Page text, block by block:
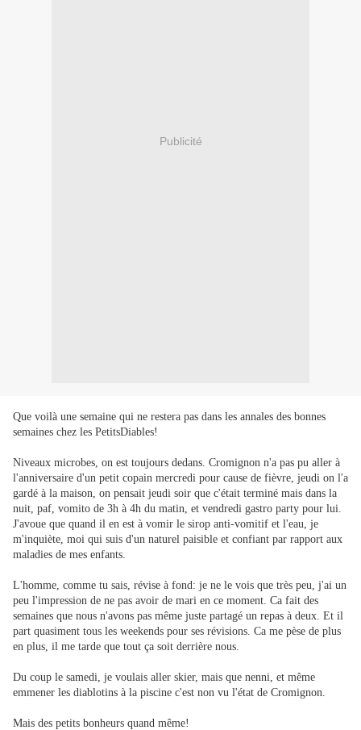
Publicité
Que voilà une semaine qui ne restera pas dans les annales des bonnes
semaines chez les PetitsDiables!
Niveaux microbes, on est toujours dedans. Cromignon n'a pas pu aller à
l'anniversaire d'un petit copain mercredi pour cause de fièvre, jeudi on l'a
gardé à la maison, on pensait jeudi soir que c'était terminé mais dans la
nuit, paf, vomito de 3h à 4h du matin, et vendredi gastro party pour lui.
J'avoue que quand il en est à vomir le sirop anti-vomitif et l'eau, je
m'inquiète, moi qui suis d'un naturel paisible et confiant par rapport aux
maladies de mes enfants.
L'homme, comme tu sais, révise à fond: je ne le vois que très peu, j'ai un
peu l'impression de ne pas avoir de mari en ce moment. Ca fait des
semaines que nous n'avons pas même juste partagé un repas à deux. Et il
part quasiment tous les weekends pour ses révisions. Ca me pèse de plus
en plus, il me tarde que tout ça soit derrière nous.
Du coup le samedi, je voulais aller skier, mais que nenni, et même
emmener les diablotins à la piscine c'est non vu l'état de Cromignon.
Mais des petits bonheurs quand même!